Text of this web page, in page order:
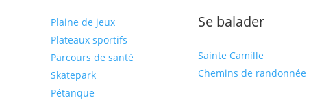
Plaine de jeux
Plateaux sportifs
Parcours de santé
Skatepark
Pétanque
Se balader
Sainte Camille
Chemins de randonnée